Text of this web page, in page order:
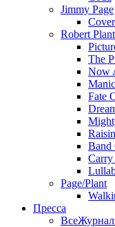
Jimmy Page
Robert Plant
The
Now
Fate
Band
Carry
Page/Plant
Пресса
Все